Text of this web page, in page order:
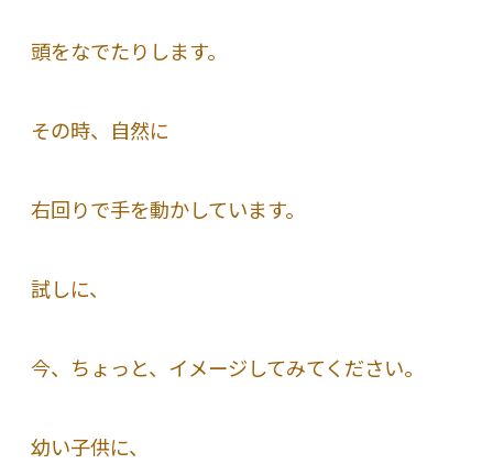
頭をなでたりします。
その時、自然に
右回りで手を動かしています。
試しに、
今、ちょっと、イメージしてみてください。
幼い子供に、